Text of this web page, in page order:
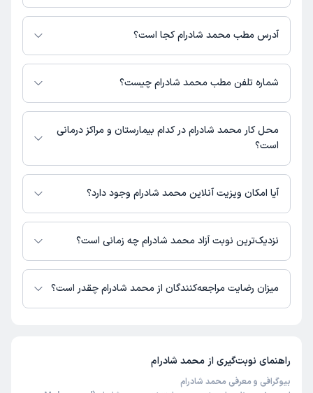
مبلغ ویزیت محمد شادرام با توجه به نوع ویزیت تغییر می‌کند.
هزینه مشاوره پزشکی تلفنی: 200000 تومان
آدرس مطب محمد شادرام کجا است؟
محمد شادرام 1 مطب فعال دارند. آدرس مطب‌های محمد شادرام به شرح زیر
است.شماره تلفن مطب محمد شادرام چیست؟
مطب تهران : شماره تماس مطب محمد شادرام در حال حاضر در این صفحه
ثبت نشده است.
محل کار محمد شادرام در کدام بیمارستان و مراکز درمانی
است؟
اطلاعاتی درباره محل فعالیت محمد شادرام در مراکز درمانی در دسترس نیست.
آیا امکان ویزیت آنلاین محمد شادرام وجود دارد؟
در حال حاضر محمد شادرام مشاوره پزشکی تلفنی فعال دارند.
نزدیک‌ترین نوبت آزاد محمد شادرام چه زمانی است؟
محمد شادرام از روز یکشنبه 18 مرداد 1405 بیمار جدید می‌پذیرند.
میزان رضایت مراجعه‌کنندگان از محمد شادرام چقدر است؟
راهنمای نوبت‌گیری از محمد شادرام
بیوگرافی و معرفی محمد شادرام